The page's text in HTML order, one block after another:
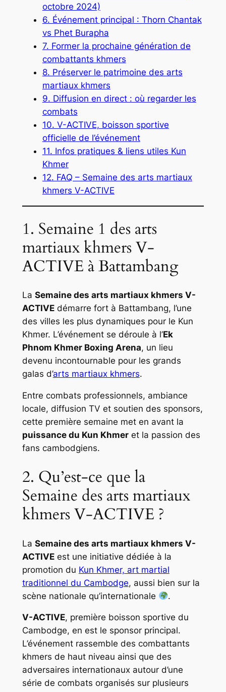
octobre 2024)
6. Événement principal : Thorn Chantak
vs Phet Burapha
7. Former la prochaine génération de
combattants khmers
8. Préserver le patrimoine des arts
martiaux khmers
9. Diffusion en direct : où regarder les
combats
10. V-ACTIVE, boisson sportive
officielle de l’événement
11. Infos pratiques & liens utiles Kun
Khmer
12. FAQ – Semaine des arts martiaux
khmers V-ACTIVE
1. Semaine 1 des arts
martiaux khmers V-
ACTIVE à Battambang
La Semaine des arts martiaux khmers V-
ACTIVEdémarre fort à Battambang, l’une
des villes les plus dynamiques pour le Kun
Khmer. L’événement se déroule à l’Ek
Phnom Khmer Boxing Arena, un lieu
devenu incontournable pour les grands
galas d’arts martiaux khmers.
Entre combats professionnels, ambiance
locale, diffusion TV et soutien des sponsors,
cette première semaine met en avant la
puissance du Kun Khmeret la passion des
fans cambodgiens.
2. Qu’est-ce que la
Semaine des arts martiaux
khmers V-ACTIVE ?
La Semaine des arts martiaux khmers V-
ACTIVEest une initiative dédiée à la
promotion du Kun Khmer, art martial
traditionnel du Cambodge, aussi bien sur la
scène nationale qu’internationale
.
V-ACTIVE, première boisson sportive du
Cambodge, en est le sponsor principal.
L’événement rassemble des combattants
khmers de haut niveau ainsi que des
adversaires internationaux autour d’une
série de combats organisés sur plusieurs